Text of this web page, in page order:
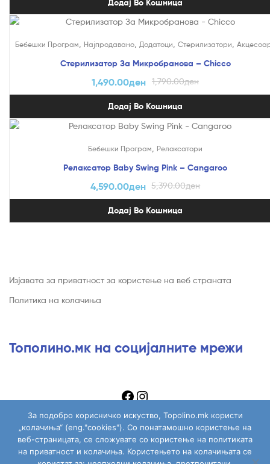
Додај Во Кошница
Бебешки Програм Најпродавано, Додатоци Стерилизатори
Стерилизатор За Микробранова – Chicco
1,790.00ден
1,490.00ден
Додај Во Кошница
Бебешки Програм Релаксатори
Релаксатор Baby Swing Pink – Cangaroo
5,390.00ден
4,590.00ден
Додај Во Кошница
Изјавата за приватност за користење на веб страната
Политика на колачиња
Тополино.мк на социјалните мрежи
Topolino.mk
За подобро корисничко искуство, Topolino.mk користи
„колачиња“ (eng."cookies"). Со понатамошно користење на
веб-страницата, се сложувате со користење на политиката
на приватност и колачиња. Користењето на колачињата се